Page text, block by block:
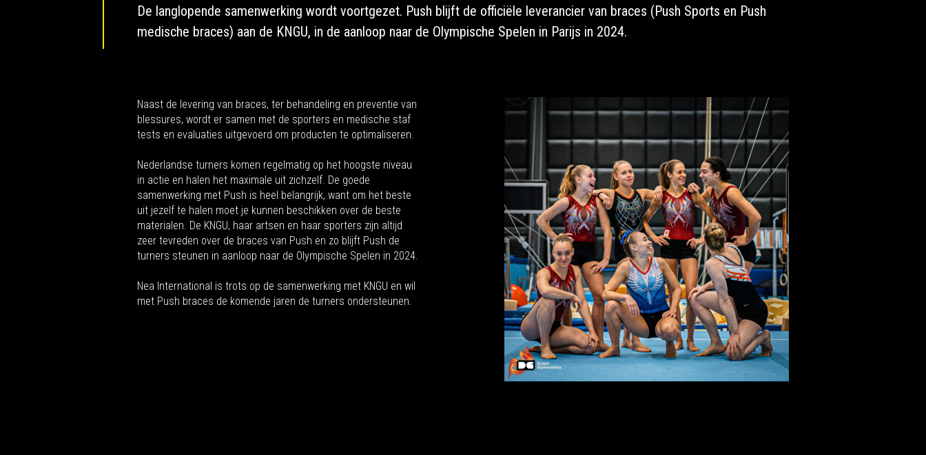
De langlopende samenwerking wordt voortgezet. Push blijft de officiële leverancier van braces (Push Sports en Push
medische braces) aan de KNGU, in de aanloop naar de Olympische Spelen in Parijs in 2024.
Naast de levering van braces, ter behandeling en preventie van
blessures, wordt er samen met de sporters en medische staf
tests en evaluaties uitgevoerd om producten te optimaliseren.
Nederlandse turners komen regelmatig op het hoogste niveau
in actie en halen het maximale uit zichzelf. De goede
samenwerking met Push is heel belangrijk, want om het beste
uit jezelf te halen moet je kunnen beschikken over de beste
materialen. De KNGU, haar artsen en haar sporters zijn altijd
zeer tevreden over de braces van Push en zo blijft Push de
turners steunen in aanloop naar de Olympische Spelen in 2024.
Nea International is trots op de samenwerking met KNGU en wil
met Push braces de komende jaren de turners ondersteunen.